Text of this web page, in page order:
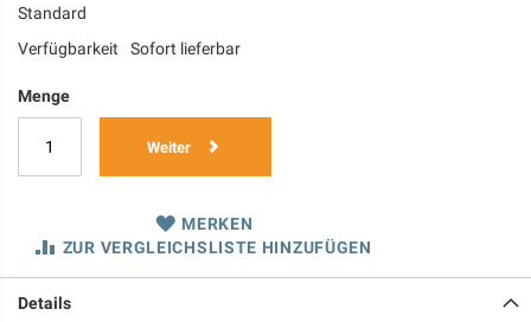
Standard
Verfügbarkeit
Sofort lieferbar
Menge
Weiter
MERKEN
ZUR VERGLEICHSLISTE HINZUFÜGEN
Details